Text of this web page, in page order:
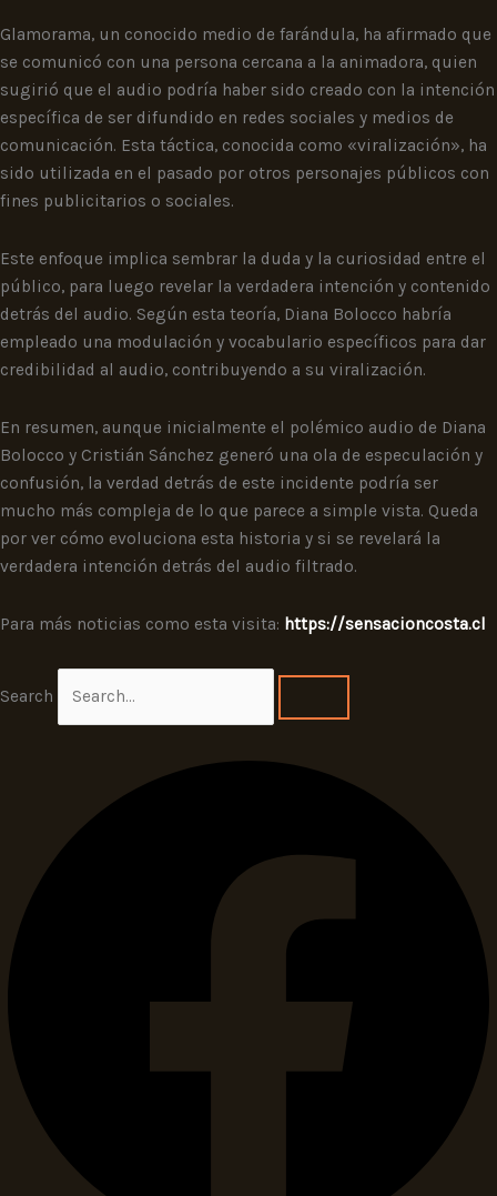
Glamorama, un conocido medio de farándula, ha afirmado que
se comunicó con una persona cercana a la animadora, quien
sugirió que el audio podría haber sido creado con la intención
específica de ser difundido en redes sociales y medios de
comunicación. Esta táctica, conocida como «viralización», ha
sido utilizada en el pasado por otros personajes públicos con
fines publicitarios o sociales.
Este enfoque implica sembrar la duda y la curiosidad entre el
público, para luego revelar la verdadera intención y contenido
detrás del audio. Según esta teoría, Diana Bolocco habría
empleado una modulación y vocabulario específicos para dar
credibilidad al audio, contribuyendo a su viralización.
En resumen, aunque inicialmente el polémico audio de Diana
Bolocco y Cristián Sánchez generó una ola de especulación y
confusión, la verdad detrás de este incidente podría ser
mucho más compleja de lo que parece a simple vista. Queda
por ver cómo evoluciona esta historia y si se revelará la
verdadera intención detrás del audio filtrado.
Para más noticias como esta visita: https://sensacioncosta.cl
Search